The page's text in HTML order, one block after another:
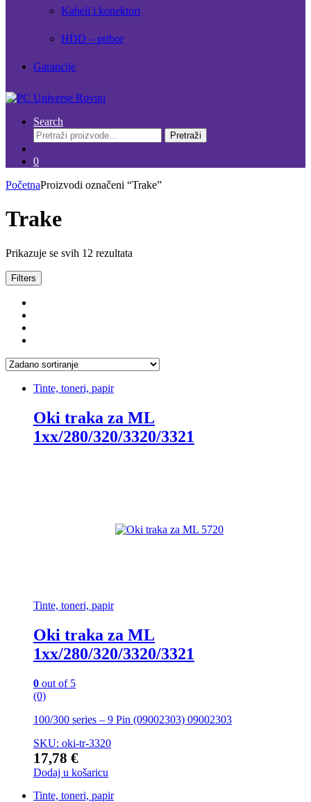
Kabeli i konektori
HDD – pribor
Garancije
Search
Pretraži:
Pretraži
0
PočetnaProizvodi označeni “Trake”
Trake
Prikazuje se svih 12 rezultata
Filters
Tinte, toneri, papir
Oki traka za ML
1xx/280/320/3320/3321
Tinte, toneri, papir
Oki traka za ML
1xx/280/320/3320/3321
0 out of 5
(0)
100/300 series – 9 Pin (09002303) 09002303
SKU: oki-tr-3320
17,78 €
Dodaj u košaricu
Tinte, toneri, papir